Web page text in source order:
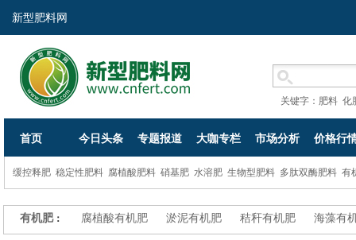
新型肥料网
关键字： 肥料 化
首页 今日头条 专题报道 大咖专栏 市场分析 价格行
缓控释肥 稳定性肥料 腐植酸肥料 硝基肥 水溶肥 生物型肥料 多肽双酶肥料 有
有机肥： 腐植酸有机肥 淤泥有机肥 秸秆有机肥 海藻有